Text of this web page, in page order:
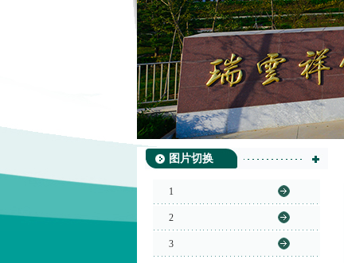
图片切换
1
2
3